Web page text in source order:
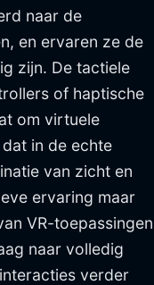
naar de
en ervaren ze de
zijn. De tactiele
of haptische
om virtuele
in de echte
van zicht en
ervaring maar
VR-toepassingen
naar volledig
verder